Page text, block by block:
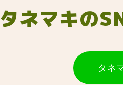
タネマキの
タネ